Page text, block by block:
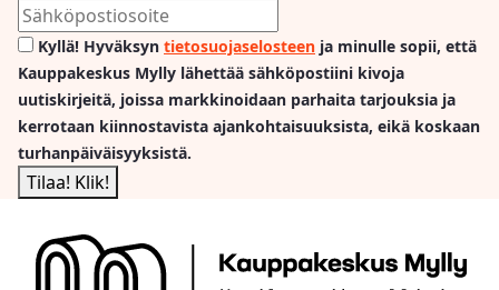
Kyllä! Hyväksyn tietosuojaselosteen ja minulle sopii, että
Kauppakeskus Mylly lähettää sähköpostiini kivoja
uutiskirjeitä, joissa markkinoidaan parhaita tarjouksia ja
kerrotaan kiinnostavista ajankohtaisuuksista, eikä koskaan
turhanpäiväisyyksistä.